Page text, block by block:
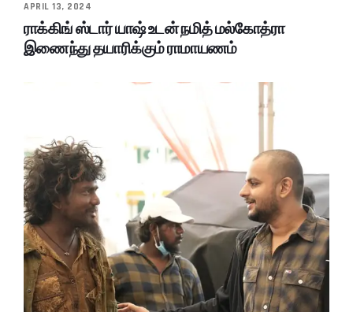
APRIL 13, 2024
ராக்கிங் ஸ்டார் யாஷ் உடன் நமித் மல்கோத்ரா
இணைந்து தயாரிக்கும் ராமாயணம்